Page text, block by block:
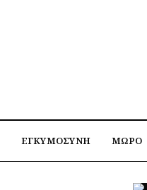
ΕΓΚΥΜΟΣΥΝΗ ΜΩΡΟ